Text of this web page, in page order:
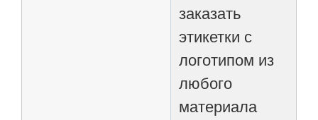
заказать
этикетки с
логотипом из
любого
материала